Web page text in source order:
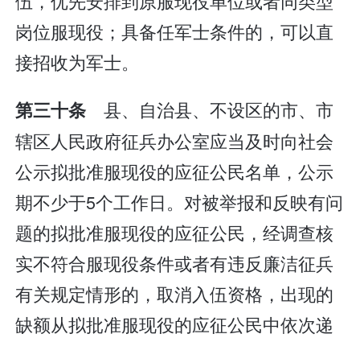
岗位服现役；具备任军士条件的，可以直
接招收为军士。
第三十条 县、自治县、不设区的市、市
辖区人民政府征兵办公室应当及时向社会
公示拟批准服现役的应征公民名单，公示
期不少于5个工作日。对被举报和反映有问
题的拟批准服现役的应征公民，经调查核
实不符合服现役条件或者有违反廉洁征兵
有关规定情形的，取消入伍资格，出现的
缺额从拟批准服现役的应征公民中依次递